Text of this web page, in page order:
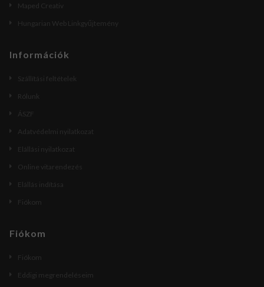
Maped Creativ
Hungarian Web Linkgyűjtemény
Információk
Szállítási feltételek
Rólunk
ÁSZF
Adatvédelmi nyilatkozat
Elállási nyilatkozat
Online vitarendezés
Elállás indítása
Fiókom
Fiókom
Fiókom
Eddigi megrendeléseim